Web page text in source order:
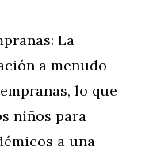
La
a menudo
lo que
niños para
a una